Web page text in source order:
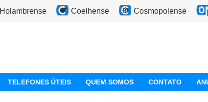
Holambrense Coelhense Cosmopolense
TELEFONES ÚTEIS QUEM SOMOS CONTATO